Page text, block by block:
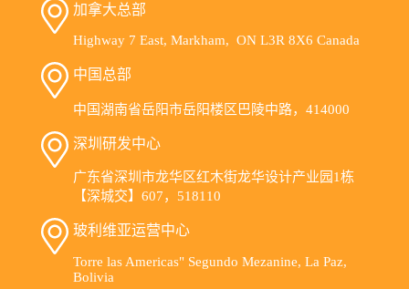
加拿大总部
Highway 7 East, Markham, ON L3R 8X6 Canada
中国总部
中国湖南省岳阳市岳阳楼区巴陵中路，414000
深圳研发中心
广东省深圳市龙华区红木街龙华设计产业园1栋
【深城交】607，518110
玻利维亚运营中心
Torre las Americas" Segundo Mezanine, La Paz,
Bolivia